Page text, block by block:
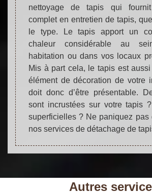
nettoyage de tapis qui
complet en entretien de tapis,
le type. Le tapis apport un
chaleur considérable au
habitation ou dans vos locaux
Mis à part cela, le tapis est
élément de décoration de votre
doit donc d’être présentable.
sont incrustées sur votre tapis
superficielles ? Ne paniquez pas
nos services de détachage de
Autres